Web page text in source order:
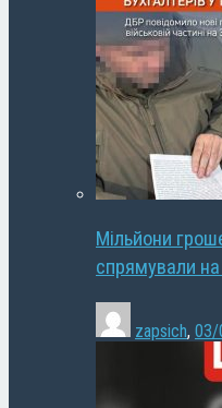
Мільйони
спрямували
zapsich, 03/